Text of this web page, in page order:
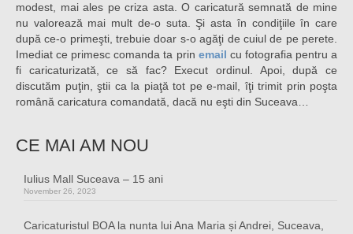
modest, mai ales pe criza asta. O caricatură semnată de mine
nu valorează mai mult de-o suta. Şi asta în condiţiile în care
după ce-o primeşti, trebuie doar s-o agăţi de cuiul de pe perete.
Imediat ce primesc comanda ta prin email cu fotografia pentru a
fi caricaturizată, ce să fac? Execut ordinul. Apoi, după ce
discutăm puţin, ştii ca la piaţă tot pe e-mail, îţi trimit prin poşta
română caricatura comandată, dacă nu eşti din Suceava…
CE MAI AM NOU
Iulius Mall Suceava – 15 ani
November 26, 2023
Caricaturistul BOA la nunta lui Ana Maria și Andrei, Suceava,